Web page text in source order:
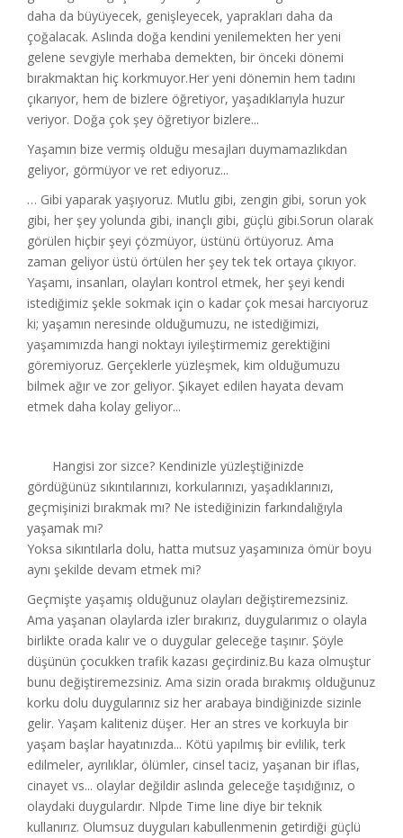
daha da büyüyecek, genişleyecek, yaprakları daha da
çoğalacak. Aslında doğa kendini yenilemekten her yeni
gelene sevgiyle merhaba demekten, bir önceki dönemi
bırakmaktan hiç korkmuyor.Her yeni dönemin hem tadını
çıkarıyor, hem de bizlere öğretiyor, yaşadıklarıyla huzur
veriyor. Doğa çok şey öğretiyor bizlere...
Yaşamın bize vermiş olduğu mesajları duymamazlıkdan
geliyor, görmüyor ve ret ediyoruz...
… Gibi yaparak yaşıyoruz. Mutlu gibi, zengin gibi, sorun yok
gibi, her şey yolunda gibi, inançlı gibi, güçlü gibi.Sorun olarak
görülen hiçbir şeyi çözmüyor, üstünü örtüyoruz. Ama
zaman geliyor üstü örtülen her şey tek tek ortaya çıkıyor.
Yaşamı, insanları, olayları kontrol etmek, her şeyi kendi
istediğimiz şekle sokmak için o kadar çok mesai harcıyoruz
ki; yaşamın neresinde olduğumuzu, ne istediğimizi,
yaşamımızda hangi noktayı iyileştirmemiz gerektiğini
göremiyoruz. Gerçeklerle yüzleşmek, kim olduğumuzu
bilmek ağır ve zor geliyor. Şikayet edilen hayata devam
etmek daha kolay geliyor...
Hangisi zor sizce? Kendinizle yüzleştiğinizde
gördüğünüz sıkıntılarınızı, korkularınızı, yaşadıklarınızı,
geçmişinizi bırakmak mı? Ne istediğinizin farkındalığıyla
yaşamak mı?
Yoksa sıkıntılarla dolu, hatta mutsuz yaşamınıza ömür boyu
aynı şekilde devam etmek mi?
Geçmişte yaşamış olduğunuz olayları değiştiremezsiniz.
Ama yaşanan olaylarda izler bırakırız, duygularımız o olayla
birlikte orada kalır ve o duygular geleceğe taşınır. Şöyle
düşünün çocukken trafik kazası geçirdiniz.Bu kaza olmuştur
bunu değiştiremezsiniz. Ama sizin orada bırakmış olduğunuz
korku dolu duygularınız siz her arabaya bindiğinizde sizinle
gelir. Yaşam kaliteniz düşer. Her an stres ve korkuyla bir
yaşam başlar hayatınızda... Kötü yapılmış bir evlilik, terk
edilmeler, ayrılıklar, ölümler, cinsel taciz, yaşanan bir iflas,
cinayet vs... olaylar değildir aslında geleceğe taşıdığınız, o
olaydaki duygulardır. Nlpde Time line diye bir teknik
kullanırız. Olumsuz duyguları kabullenmenin getirdiği güçlü